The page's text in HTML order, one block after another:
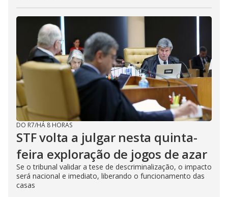
DO R7/HÁ 8 HORAS
STF volta a julgar nesta quinta-
feira exploração de jogos de azar
Se o tribunal validar a tese de descriminalização, o impacto
será nacional e imediato, liberando o funcionamento das
casas